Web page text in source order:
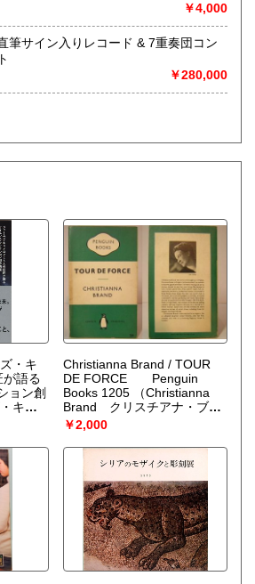
CDなどの音楽・音声・映像メディア
￥4,000
筆サイン入りレコード & 7重奏団コン
￥280,000
・キ
が語る
ョン創
キャ
・スピ
ルーカ
Christianna Brand / TOUR
DE FORCE Penguin
Books 1205
（Christianna
Brand クリスチアナ・ブラ
ンド）
￥2,000